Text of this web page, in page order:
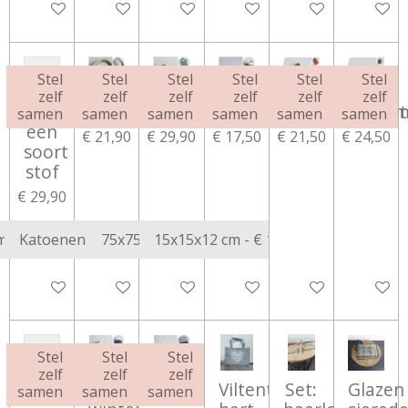
In winkelwagenIn winkelwagenBekijk detailsIn winkelwagenBekijk detailsBekijk
Stel
zelf
samen
Aankleedkussenhoes
één
soort
stof
€ 29,90
Bekijk details
Stel
zelf
samen
Verschoonmandhoes
€ 21,90
Bekijk details
Stel
zelf
samen
Omslagdoek
€ 29,90
Bekijk details
Stel
zelf
samen
Commodemandje
€ 17,50
Bekijk details
Stel
zelf
samen
€ 21,50
Bekijk details
Stel
zelf
samen
€ 24,50
Bekijk
Stel
zelf
samen
Kruikenzak
Stel
zelf
samen
Dekentje
Stel
zelf
samen
DekentjeViltentasSet:
Glazen